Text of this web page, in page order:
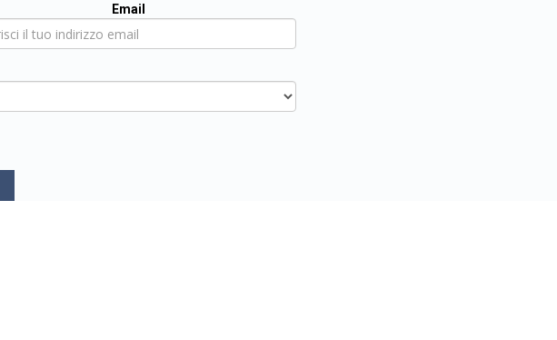
Email